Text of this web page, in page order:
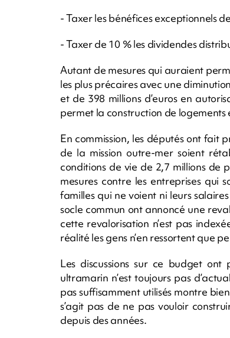
- Taxer les bénéfices exceptionnels
- Taxer de 10 % les dividendes
Autant de mesures qui auraient
les plus précaires avec une
et de 398 millions d’euros en
permet la construction de
En commission, les députés ont fait
de la mission outre-mer soient
conditions de vie de 2,7 millions de
mesures contre les entreprises qui
familles qui ne voient ni leurs
socle commun ont annoncé une
cette revalorisation n’est pas
réalité les gens n’en ressortent que
Les discussions sur ce budget
ultramarin n’est toujours pas
pas suffisamment utilisés montre
s’agit pas de ne pas vouloir
depuis des années.